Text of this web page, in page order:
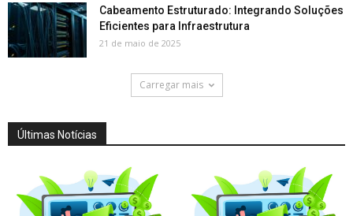
Cabeamento Estruturado: Integrando Soluções
Eficientes para Infraestrutura
21 de maio de 2025
Carregar mais
Últimas Notícias